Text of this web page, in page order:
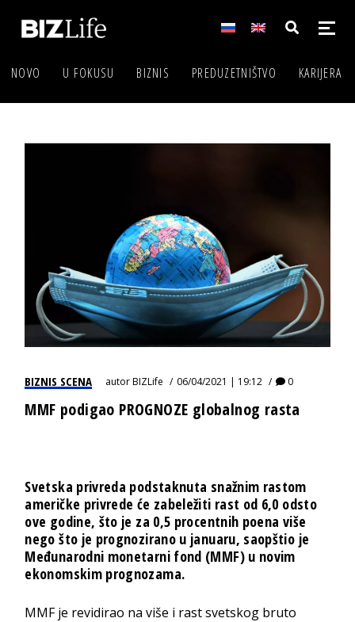
NOVO U FOKUSU BIZNIS PREDUZETNIŠTVO KARIJERA
BIZNIS SCENA autorBIZLife 06/04/2021 | 19:12 0
MMF podigao PROGNOZE globalnog rasta
Svetska privreda podstaknuta snažnim rastom
američke privrede će zabeležiti rast od 6,0 odsto
ove godine, što je za 0,5 procentnih poena više
nego što je prognozirano u januaru, saopštio je
Međunarodni monetarni fond (MMF) u novim
ekonomskim prognozama.
MMF je revidirao na više i rast svetskog bruto